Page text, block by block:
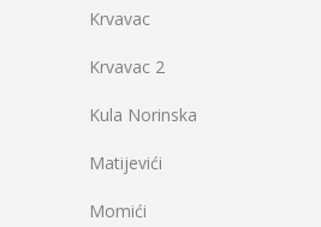
Krvavac
Krvavac 2
Kula Norinska
Matijevići
Momići